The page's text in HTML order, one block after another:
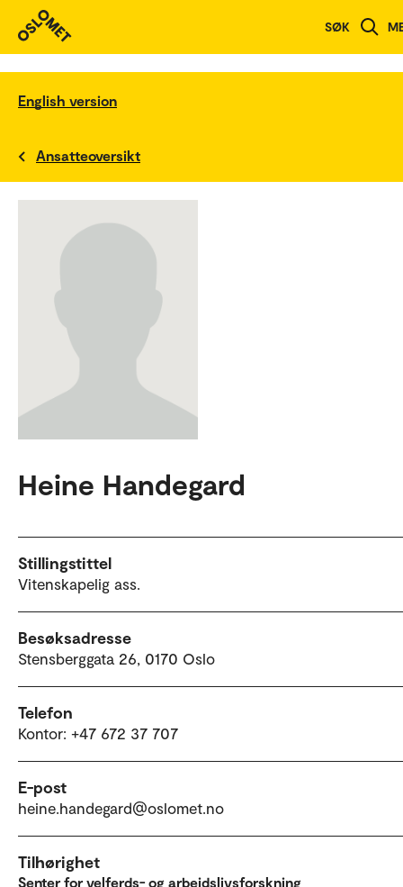
SØK
English version
Ansatteoversikt
Heine Handegard
Stillingstittel
Vitenskapelig ass.
Besøksadresse
Stensberggata 26, 0170 Oslo
Telefon
Kontor: +47 672 37 707
E-post
heine.handegard@oslomet.no
Tilhørighet
Senter for velferds- og arbeidslivsforskning